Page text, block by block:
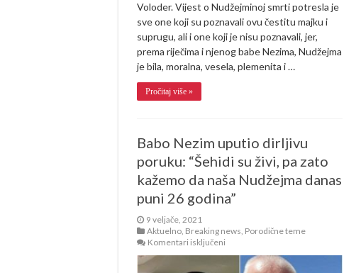
Voloder. Vijest o Nudžejminoj smrti potresla je
sve one koji su poznavali ovu čestitu majku i
suprugu, ali i one koji je nisu poznavali, jer,
prema riječima i njenog babe Nezima, Nudžejma
je bila, moralna, vesela, plemenita i …
Pročitaj više »
Babo Nezim uputio dirljivu
poruku: “Šehidi su živi, pa zato
kažemo da naša Nudžejma danas
puni 26 godina”
9 veljače, 2021
Aktuelno, Breaking news, Porodične teme
Komentari isključeni
Nezim